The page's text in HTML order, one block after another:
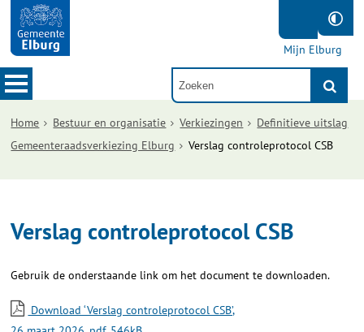
Mijn Elburg
Home Bestuur en organisatie Verkiezingen
Definitieve uitslag
Gemeenteraadsverkiezing Elburg
Verslag controleprotocol CSB
Verslag controleprotocol CSB
Gebruik de onderstaande link om het document te downloaden.
Download ‘Verslag controleprotocol CSB’,